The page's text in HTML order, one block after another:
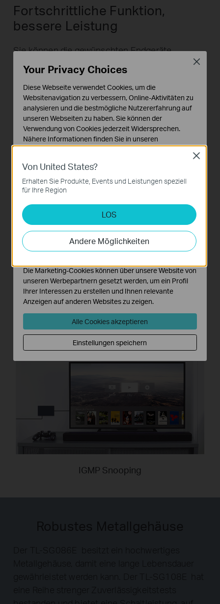
Fortschrittliche Funktion,
bessere Leistung
Sie können die gewünschten Endgeräte
priorisieren, deren Datenverkehr bevorzugt
werden soll, damit Sie alle bandbreiteintensiven
Anwendungen reibungslos verwenden können,
z.B. Online HD-Video usw.
Das IGMP-Snooping optimiert die Multicast-
Datenstrom zur Gewährleistung einer
unterbrechungsfreie Internet-Anwendung, z.B.
IPTV
Qos
IGMP Snooping
Von United States?
Erhalten Sie Produkte, Events und Leistungen speziell
für Ihre Region
LOS
Andere Möglichkeiten
Close
Your Privacy Choices
Diese Webseite verwendet Cookies, um die
Websitenavigation zu verbessern, Online-Aktivitäten zu
analysieren und die bestmögliche Nutzererfahrung auf
unseren Webseiten zu haben. Sie können der
Verwendung von Cookies jederzeit Widersprechen.
Nähere Informationen finden Sie in unseren
Datenschutzhinweisen.
Notwendige Cookies
Diese Cookies sind zur Funktion der Website
erforderlich und können in Ihren Systemen nicht
Analyse- und Marketing-Cookies
Analyse-Cookies ermöglichen es uns, Ihre Aktivitäten
auf unserer Website zu analysieren, um die
Funktionsweise unserer Website zu verbessern und
Die Marketing-Cookies können über unsere Website von
unseren Werbepartnern gesetzt werden, um ein Profil
Ihrer Interessen zu erstellen und Ihnen relevante
Anzeigen auf anderen Websites zu zeigen.
Alle Cookies akzeptieren
Einstellungen speichern
Close